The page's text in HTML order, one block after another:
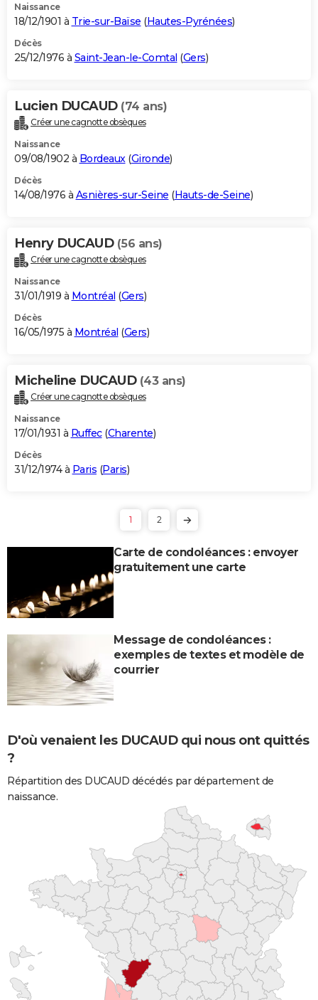
Naissance
18/12/1901 à Trie-sur-Baïse (Hautes-Pyrénées)
Décès
25/12/1976 à Saint-Jean-le-Comtal (Gers)
Lucien DUCAUD (74 ans)
Créer une cagnotte obsèques
Naissance
09/08/1902 à Bordeaux(Gironde)
Décès
14/08/1976 à Asnières-sur-Seine (Hauts-de-Seine)
Henry DUCAUD (56 ans)
Créer une cagnotte obsèques
Naissance
31/01/1919 à Montréal (Gers)
Décès
16/05/1975 à Montréal (Gers)
Micheline DUCAUD (43 ans)
Créer une cagnotte obsèques
Naissance
17/01/1931 à Ruffec(Charente)
Décès
31/12/1974 à Paris (Paris)
1 2
Carte de condoléances : envoyer
gratuitement une carte
Message de condoléances :
exemples de textes et modèle de
courrier
D'où venaient les DUCAUD qui nous ont quittés
?
Répartition des DUCAUD décédés par département de
naissance.